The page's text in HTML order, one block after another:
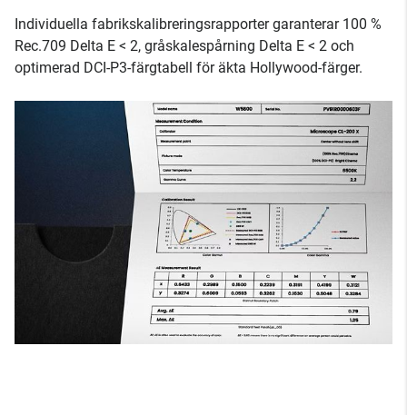
Individuella fabrikskalibreringsrapporter garanterar 100 %
Rec.709 Delta E < 2, gråskalespårning Delta E < 2 och
optimerad DCI-P3-färgtabell för äkta Hollywood-färger.